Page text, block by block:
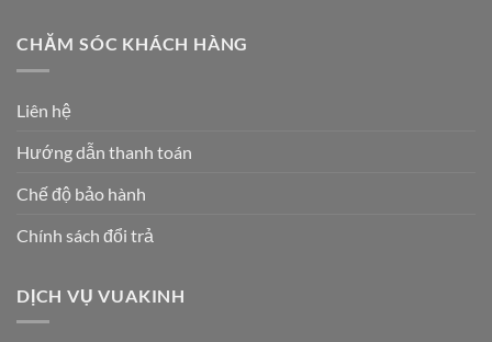
CHĂM SÓC KHÁCH HÀNG
Liên hệ
Hướng dẫn thanh toán
Chế độ bảo hành
Chính sách đổi trả
DỊCH VỤ VUAKINH